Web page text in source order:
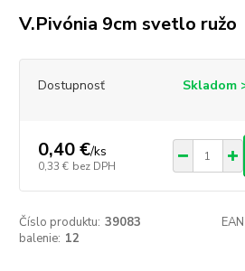
V.Pivónia 9cm svetlo ružo
Dostupnosť Skladom
0,40 €/ks
0,33 € bez DPH
Číslo produktu: 39083
balenie: 12